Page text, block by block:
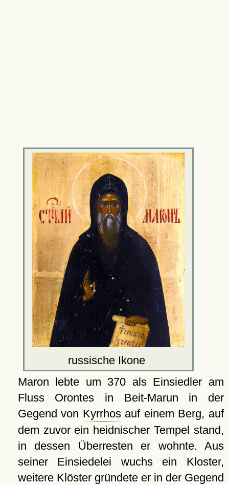
russische Ikone
Maron lebte um 370 als Einsiedler am
Fluss Orontes in Beit-Marun in der
Gegend von Kyrrhosauf einem Berg, auf
dem zuvor ein heidnischer Tempel stand,
in dessen Überresten er wohnte. Aus
seiner Einsiedelei wuchs ein Kloster,
weitere Klöster gründete er in der Gegend